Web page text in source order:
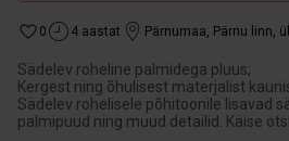
0 4 aastat Pärnumaa, Pärnu linn,
Sädelev roheline palmidega pluus;
Kergest ning õhulisest materjalist
Sädelev rohelisele põhitoonile lisavad
palmipuud ning muud detailid. Käise